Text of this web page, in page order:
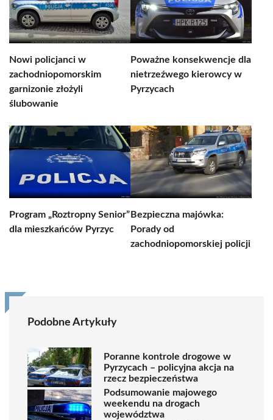
Nowi policjanci w
zachodniopomorskim
garnizonie złożyli
ślubowanie
Poważne konsekwencje dla
nietrzeźwego kierowcy w
Pyrzycach
Program „Roztropny Senior”
dla mieszkańców Pyrzyc
Bezpieczna majówka:
Porady od
zachodniopomorskiej policji
Podobne Artykuły
Poranne kontrole drogowe w
Pyrzycach – policyjna akcja na
rzecz bezpieczeństwa
Podsumowanie majowego
weekendu na drogach
województwa